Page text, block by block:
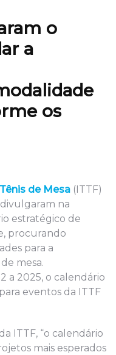
o
a
os
de Mesa (ITTF)
na
estratégico de
procurando
para a
mesa.
a 2025, o calendário
eventos da ITTF
ITTF, “o calendário
mais esperados